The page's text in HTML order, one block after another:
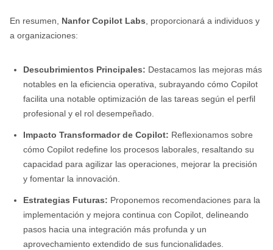
En resumen, Nanfor Copilot Labs , proporcionará a individuos y
a organizaciones:
Descubrimientos Principales: Destacamos las mejoras más
notables en la eficiencia operativa, subrayando cómo Copilot
facilita una notable optimización de las tareas según el perfil
profesional y el rol desempeñado.
Impacto Transformador de Copilot: Reflexionamos sobre
cómo Copilot redefine los procesos laborales, resaltando su
capacidad para agilizar las operaciones, mejorar la precisión
y fomentar la innovación.
Estrategias Futuras: Proponemos recomendaciones para la
implementación y mejora continua con Copilot, delineando
pasos hacia una integración más profunda y un
aprovechamiento extendido de sus funcionalidades.